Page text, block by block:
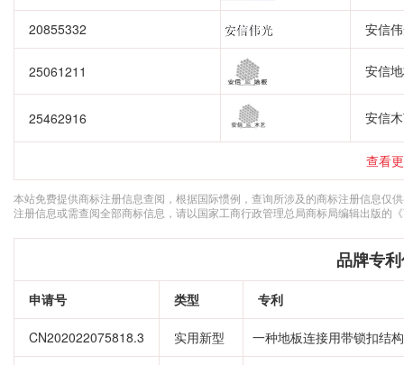
20855332 安信
25061211 安信
25462916 安信
查看
本站免费提供商标注册信息查阅，根据国际惯例，查询所涉及的商标注册信息仅
注册信息或需查阅全部商标信息，请以国家工商行政管理总局商标局编辑出版的
品牌专
申请号 类型 专利
CN202022075818.3 实用新型 一种地板连接用带锁扣结构